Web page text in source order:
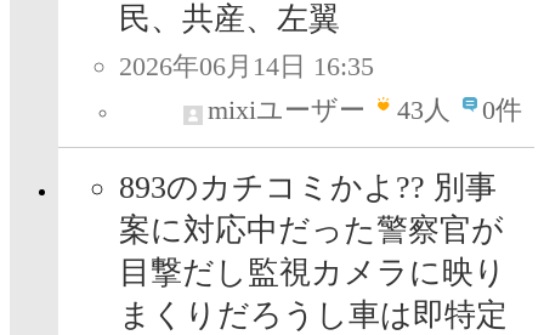
民、共産、左翼
2026年06月14日 16:35
mixiユーザー
43人 0件
893のカチコミかよ?? 別事
案に対応中だった警察官が
目撃だし監視カメラに映り
まくりだろうし車は即特定